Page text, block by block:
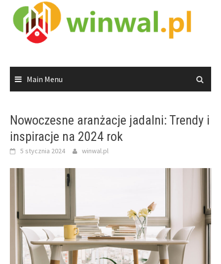
content
Main Menu
Nowoczesne aranżacje jadalni: Trendy i
inspiracje na 2024 rok
5 stycznia 2024 winwal.pl